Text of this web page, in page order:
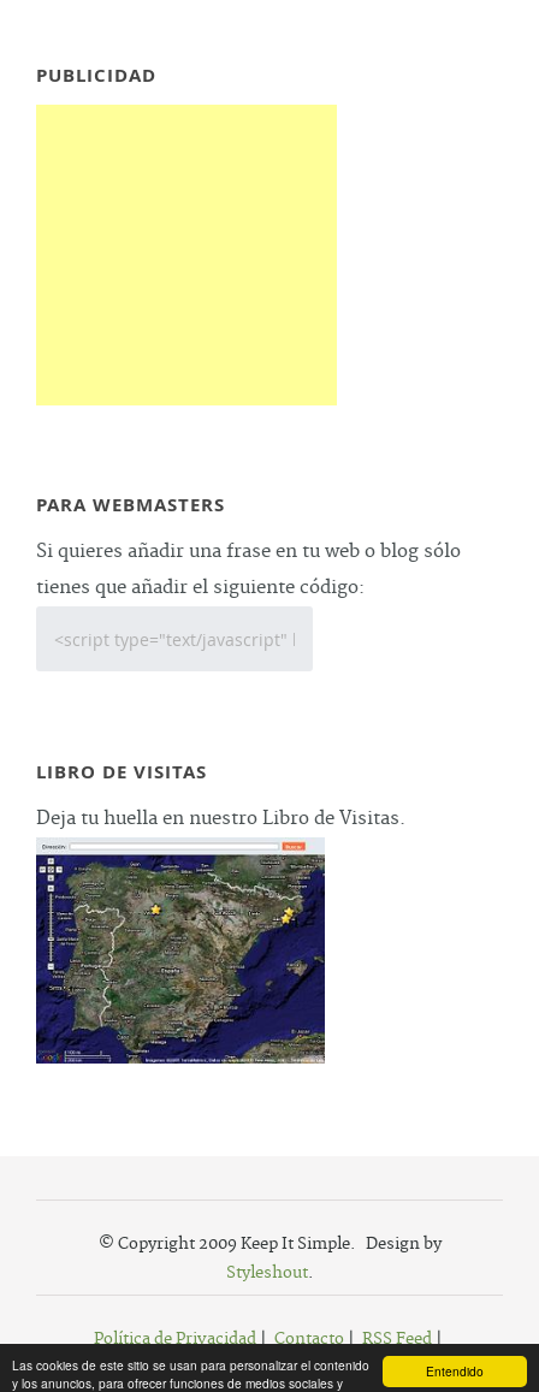
Entendido
Las cookies de este sitio se usan para personalizar el contenido
y los anuncios, para ofrecer funciones de medios sociales y
PUBLICIDAD
PARA WEBMASTERS
Si quieres añadir una frase en tu web o blog sólo
tienes que añadir el siguiente código:
LIBRO DE VISITAS
Deja tu huella en nuestro Libro de Visitas.
© Copyright 2009 Keep It Simple. Design by
Styleshout.
Política de Privacidad| Contacto| RSS Feed|
Agregar a Favoritos